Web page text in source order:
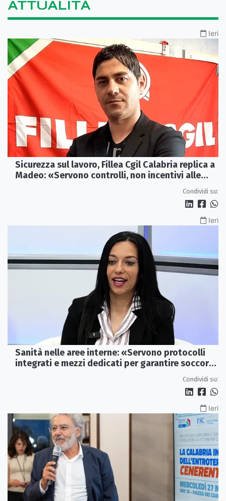
ATTUALITÀ
Ieri
Sicurezza sul lavoro, Fillea Cgil Calabria replica a
Madeo: «Servono controlli, non incentivi alle
Condividi su:
Ieri
Sanità nelle aree interne: «Servono protocolli
integrati e mezzi dedicati per garantire soccorsi
Condividi su:
Ieri